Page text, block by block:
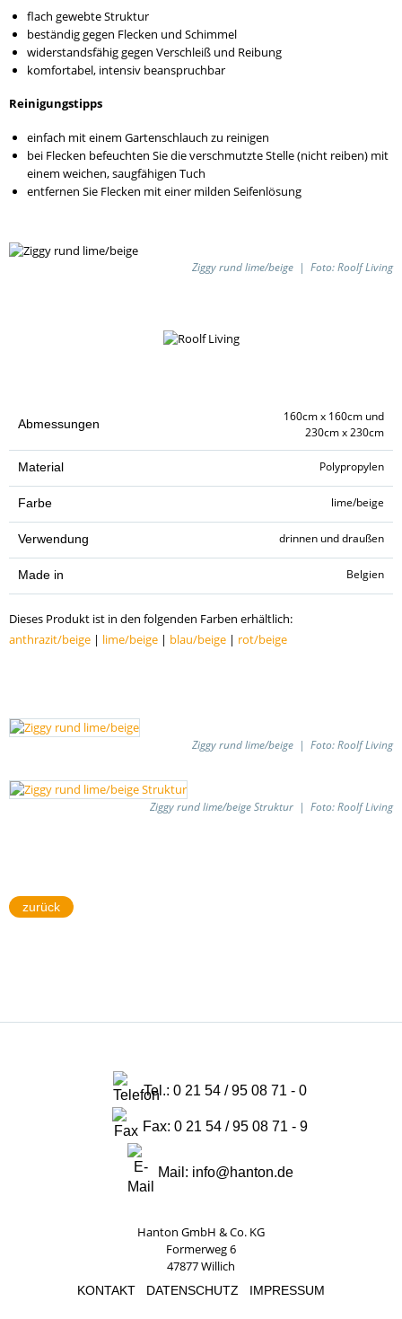
flach gewebte Struktur
beständig gegen Flecken und Schimmel
widerstandsfähig gegen Verschleiß und Reibung
komfortabel, intensiv beanspruchbar
Reinigungstipps
einfach mit einem Gartenschlauch zu reinigen
bei Flecken befeuchten Sie die verschmutzte Stelle (nicht reiben) mit
einem weichen, saugfähigen Tuch
entfernen Sie Flecken mit einer milden Seifenlösung
Ziggy rund lime/beige | Foto: Roolf Living
Abmessungen
160cm x 160cm und
230cm x 230cm
Material Polypropylen
Farbe lime/beige
Verwendung drinnen und draußen
Made in Belgien
Dieses Produkt ist in den folgenden Farben erhältlich:
anthrazit/beige | lime/beige | blau/beige | rot/beige
Ziggy rund lime/beige | Foto: Roolf Living
Ziggy rund lime/beige Struktur | Foto: Roolf Living
zurück
Tel.: 0 21 54 / 95 08 71 - 0
Fax: 0 21 54 / 95 08 71 - 9
Mail: info@hanton.de
Hanton GmbH & Co. KG
Formerweg 6
47877 Willich
KONTAKT DATENSCHUTZ IMPRESSUM